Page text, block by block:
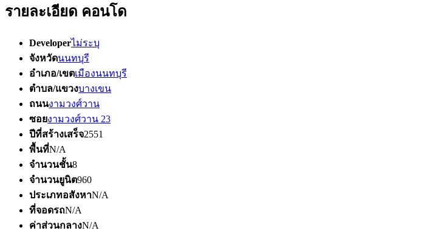
รายละเอียด คอนโด
Developerไม่ระบุ
จังหวัดนนทบุรี
อำเภอ/เขตเมืองนนทบุรี
ตำบล/แขวงบางเขน
ถนนงามวงศ์วาน
ซอยงามวงศ์วาน 23
ปีที่สร้างเสร็จ2551
พื้นที่N/A
จำนวนชั้น8
จำนวนยูนิต960
ประเภทอสังหาN/A
ที่จอดรถN/A
ค่าส่วนกลางN/A